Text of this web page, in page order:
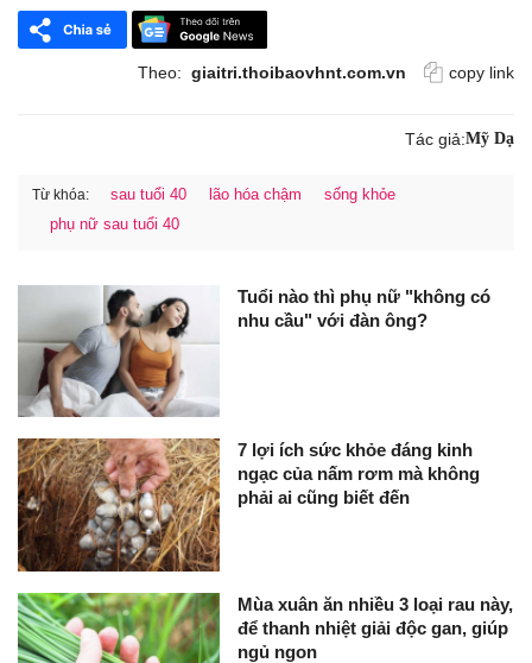
Theo: giaitri.thoibaovhnt.com.vn copy link
Tác giả:Mỹ Dạ
Từ khóa: sau tuổi 40 lão hóa chậm
sống khỏe
phụ nữ sau tuổi 40
Tuổi nào thì phụ nữ "không có
nhu cầu" với đàn ông?
7 lợi ích sức khỏe đáng kinh
ngạc của nấm rơm mà không
phải ai cũng biết đến
Mùa xuân ăn nhiều 3 loại rau này,
để thanh nhiệt giải độc gan, giúp
ngủ ngon